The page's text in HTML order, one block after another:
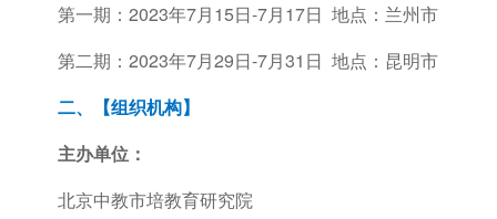
第一期：2023年7月15日-7月17日 地点：兰州市
第二期：2023年7月29日-7月31日 地点：昆明市
二、【组织机构】
主办单位：
北京中教市培教育研究院